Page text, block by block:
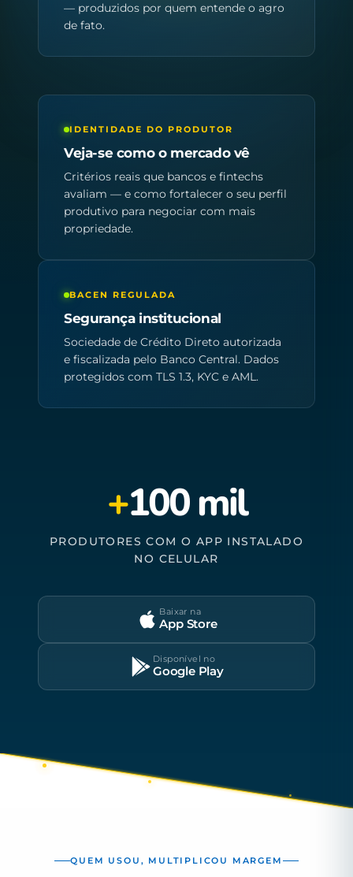
— produzidos por quem entende o agro
de fato.
IDENTIDADE DO PRODUTOR
Veja-se como o mercado vê
Critérios reais que bancos e fintechs
avaliam — e como fortalecer o seu perfil
produtivo para negociar com mais
propriedade.
BACEN REGULADA
Segurança institucional
Sociedade de Crédito Direto autorizada
e fiscalizada pelo Banco Central. Dados
protegidos com TLS 1.3, KYC e AML.
+100 mil
PRODUTORES COM O APP INSTALADO
NO CELULAR
Baixar na
App Store
Disponível no
Google Play
QUEM USOU, MULTIPLICOU MARGEM